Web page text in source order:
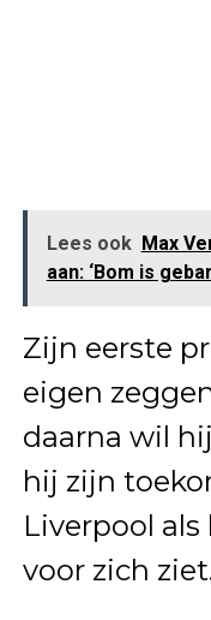
Lees ook Max
aan: ‘Bom is
Zijn eerste
eigen
daarna wil
hij zijn
Liverpool
voor zich